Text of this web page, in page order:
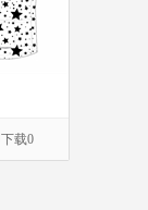
下载0